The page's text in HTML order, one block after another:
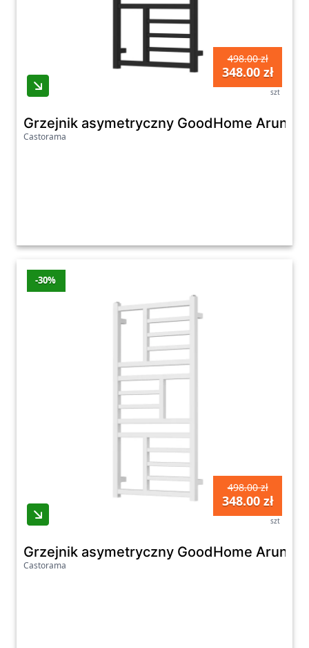
498.00 zł
348.00 zł
szt
Grzejnik asymetryczny GoodHome
Castorama
-30%
498.00 zł
348.00 zł
szt
Grzejnik asymetryczny GoodHome
Castorama